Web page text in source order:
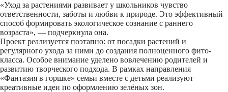
«Уход за растениями развивает у школьников чувство
ответственности, заботы и любви к природе. Это эффективный
способ формировать экологическое сознание с раннего
возраста», — подчеркнула она.
Проект реализуется поэтапно: от посадки растений и
регулярного ухода за ними до создания полноценного фито-
класса. Особое внимание уделено вовлечению родителей и
развитию творческого подхода. В рамках направления
«Фантазия в горшке» семьи вместе с детьми реализуют
креативные идеи по оформлению зелёных зон.